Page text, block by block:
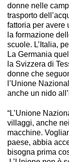
donne nelle
trasporto
fattoria per avere
la formazione
scuole. L’Italia,
La Germania
la Svizzera di
donne che
l’Unione
anche un nido
“L’Unione
villaggi, anche
macchine.
paese, abbia
bisogna prima